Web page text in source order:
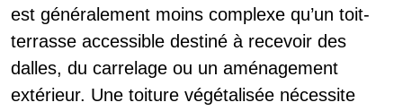
est généralement moins complexe qu’un toit-
terrasse accessible destiné à recevoir des
dalles, du carrelage ou un aménagement
extérieur. Une toiture végétalisée nécessite